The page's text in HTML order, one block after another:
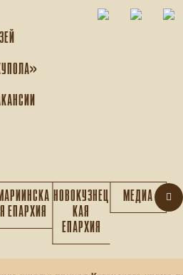
Я ЕПАРХИЯ
НОВОКУЗНЕЦ
КАЯ
ЕПАРХИЯ
МЕДИА